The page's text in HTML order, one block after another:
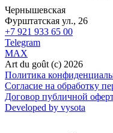
Чернышевская
Фурштатская ул., 26
+7 921 933 65 00
Telegram
MAX
Art du goût (с) 2026
Политика
Согласие на обработку
Договор публичной
Developed by vysota